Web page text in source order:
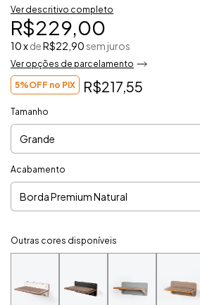
Ver descritivo completo
R$229,00
10xdeR$22,90sem juros
Ver opções de parcelamento
5%OFF no PIX R$217,55
Tamanho
Acabamento
Outras cores disponíveis